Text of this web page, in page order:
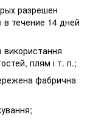
разрешен
течение 14 дней
використання
плям і т. п.;
фабрична